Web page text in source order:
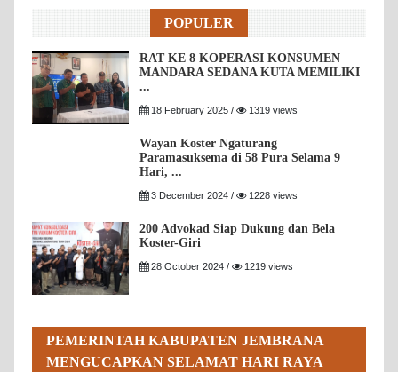
POPULER
RAT KE 8 KOPERASI KONSUMEN
MANDARA SEDANA KUTA MEMILIKI
...
18 February 2025 / 1319 views
Wayan Koster Ngaturang
Paramasuksema di 58 Pura Selama 9
Hari, ...
3 December 2024 / 1228 views
200 Advokad Siap Dukung dan Bela
Koster-Giri
28 October 2024 / 1219 views
PEMERINTAH KABUPATEN JEMBRANA
MENGUCAPKAN SELAMAT HARI RAYA